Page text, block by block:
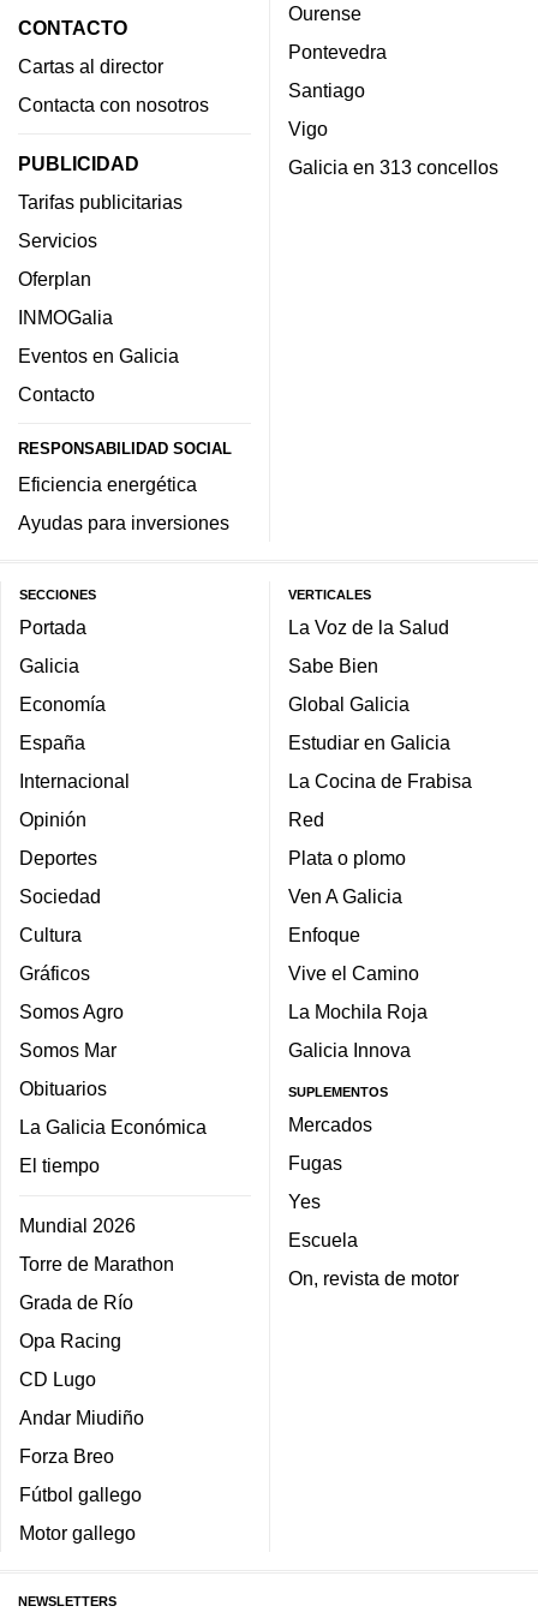
CONTACTO
Cartas al director
Contacta con nosotros
PUBLICIDAD
Tarifas publicitarias
Servicios
Oferplan
INMOGalia
Eventos en Galicia
Contacto
RESPONSABILIDAD SOCIAL
Eficiencia energética
Ayudas para inversiones
Ourense
Pontevedra
Santiago
Vigo
Galicia en 313 concellos
SECCIONES
Portada
Galicia
Economía
España
Internacional
Opinión
Deportes
Sociedad
Cultura
Gráficos
Somos Agro
Somos Mar
Obituarios
La Galicia Económica
El tiempo
Mundial 2026
Torre de Marathon
Grada de Río
Opa Racing
CD Lugo
Andar Miudiño
Forza Breo
Fútbol gallego
Motor gallego
VERTICALES
La Voz de la Salud
Sabe Bien
Global Galicia
Estudiar en Galicia
La Cocina de Frabisa
Red
Plata o plomo
Ven A Galicia
Enfoque
Vive el Camino
La Mochila Roja
Galicia Innova
SUPLEMENTOS
Mercados
Fugas
Yes
Escuela
On, revista de motor
NEWSLETTERS